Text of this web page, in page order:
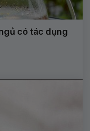
có tác dụng